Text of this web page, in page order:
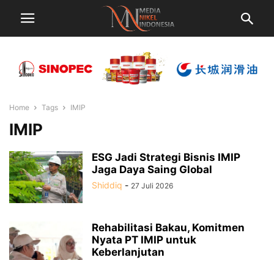
Home Tags IMIP
IMIP
ESG Jadi Strategi Bisnis IMIP
Jaga Daya Saing Global
Shiddiq - 27 Juli 2026
Rehabilitasi Bakau, Komitmen
Nyata PT IMIP untuk
Keberlanjutan